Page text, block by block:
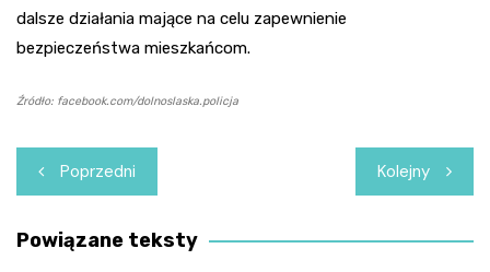
dalsze działania mające na celu zapewnienie
bezpieczeństwa mieszkańcom.
Źródło: facebook.com/dolnoslaska.policja
Nawigacja
wpisu
Poprzedni Kolejny
Powiązane teksty